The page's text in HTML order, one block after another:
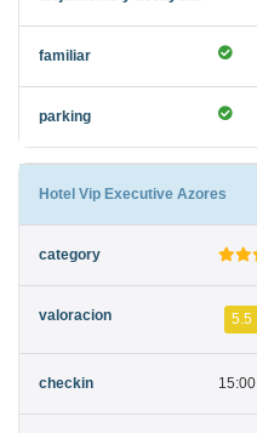
Hotel Vip Executive Azores
5.5
15:00